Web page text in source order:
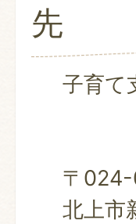
先
子育て
〒
北上市